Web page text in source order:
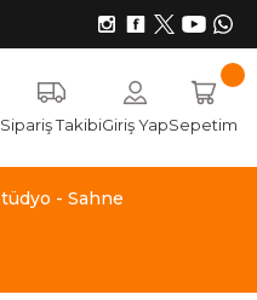
Sipariş TakibiGiriş YapSepetim
- Sahne